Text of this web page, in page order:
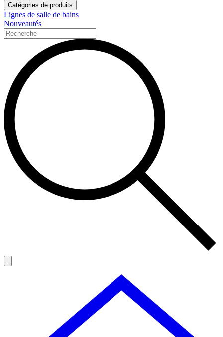
Catégories de produits
Lignes de salle de bains
Nouveautés